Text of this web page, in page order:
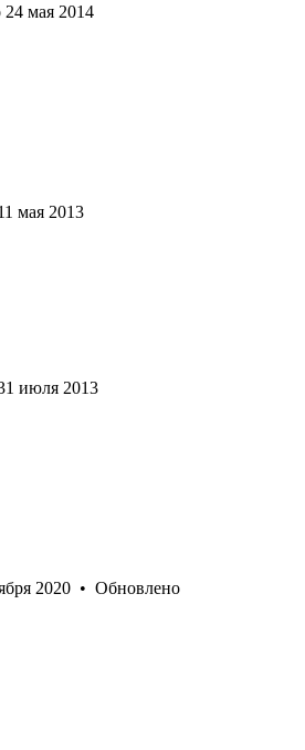
24 мая 2014
мая 2013
июля 2013
2020 • Обновлено